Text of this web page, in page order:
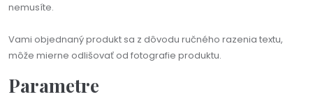
nemusíte.
Vami objednaný produkt sa z dôvodu ručného razenia textu,
môže mierne odlišovať od fotografie produktu.
Parametre